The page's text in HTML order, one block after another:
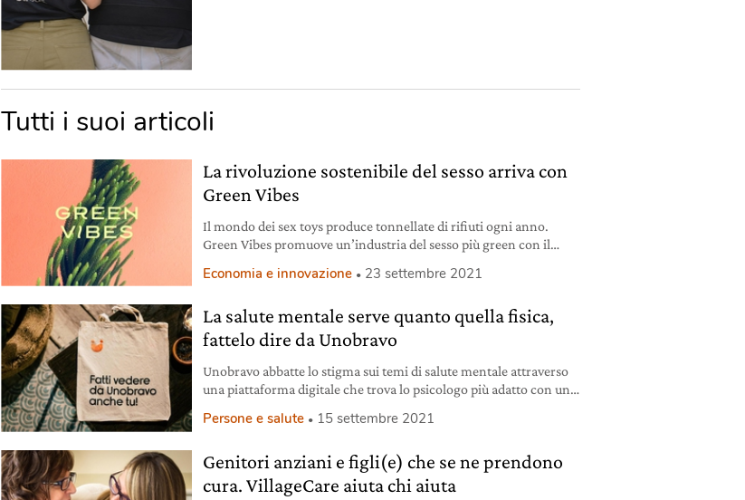
Tutti i suoi articoli
La rivoluzione sostenibile del sesso arriva con
Green Vibes
Il mondo dei sex toys produce tonnellate di rifiuti ogni anno.
Green Vibes promuove un’industria del sesso più green con il
Economia e innovazione 23 settembre 2021
La salute mentale serve quanto quella fisica,
fattelo dire da Unobravo
Unobravo abbatte lo stigma sui temi di salute mentale attraverso
una piattaforma digitale che trova lo psicologo più adatto con un
Persone e salute 15 settembre 2021
Genitori anziani e figli(e) che se ne prendono
cura. VillageCare aiuta chi aiuta